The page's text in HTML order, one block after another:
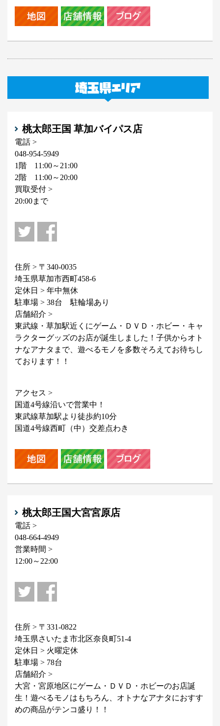
桃太郎王国 草加バイパス店
電話 >
048-954-5949
1階 11:00～21:00
2階 11:00～20:00
買取受付 >
20:00まで
住所 > 〒340-0035
埼玉県草加市西町458-6
定休日 > 年中無休
駐車場 > 38台 駐輪場あり
店舗紹介 >
東武線・草加駅近くにゲーム・ＤＶＤ・ホビー・キャ
ラクターグッズのお店が誕生しました！子供からオト
ナなアナタまで、遊べるモノを多数そろえてお待ちし
ております！！
アクセス >
国道4号線沿いで営業中！
東武線草加駅より徒歩約10分
国道4号線西町（中）交差点わき
桃太郎王国大宮宮原店
電話 >
048-664-4949
営業時間 >
12:00～22:00
住所 > 〒331-0822
埼玉県さいたま市北区奈良町51-4
定休日 > 火曜定休
駐車場 > 78台
店舗紹介 >
大宮・宮原地区にゲーム・ＤＶＤ・ホビーのお店誕
生！遊べるモノはもちろん、オトナなアナタにおすす
めの商品がテンコ盛り！！